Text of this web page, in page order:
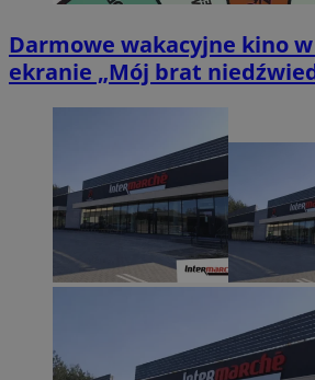
Darmowe wakacyjne kino
ekranie „Mój brat